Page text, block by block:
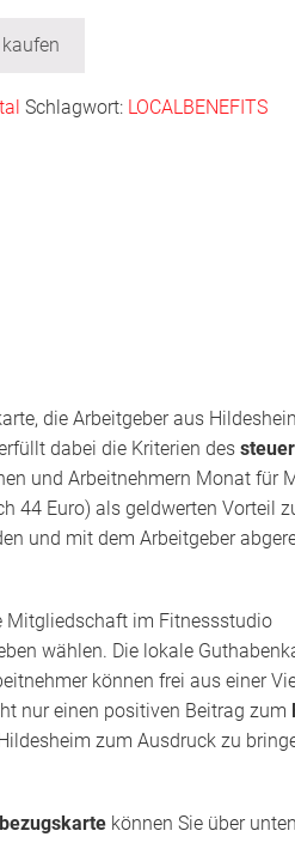
Schlagwort: LOCALBENEFITS
die Arbeitgeber aus
dabei die Kriterien des
und Arbeitnehmern Monat für
44 Euro) als geldwerten Vorteil
und mit dem Arbeitgeber
Mitgliedschaft im Fitnessstudio
wählen. Die lokale
können frei aus einer
nur einen positiven Beitrag zum
zum Ausdruck zu
können Sie über